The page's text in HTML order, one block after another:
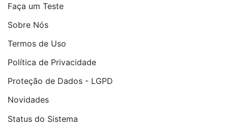
Faça um Teste
Sobre Nós
Termos de Uso
Política de Privacidade
Proteção de Dados - LGPD
Novidades
Status do Sistema